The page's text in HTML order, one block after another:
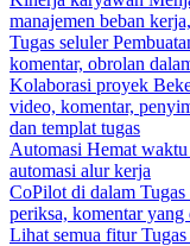
manajemen beban
Tugas seluler
komentar, obrolan
Kolaborasi proyek
video, komentar,
dan templat tugas
Automasi Hemat waktu
automasi alur kerja
CoPilot di dalam Tugas
periksa, komentar
Lihat semua fitur